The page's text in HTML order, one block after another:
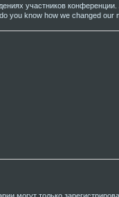
участников
you know how we changed our